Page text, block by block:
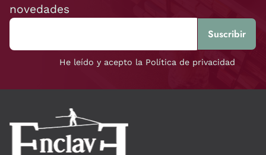
novedades
He leído y acepto la Política de privacidad